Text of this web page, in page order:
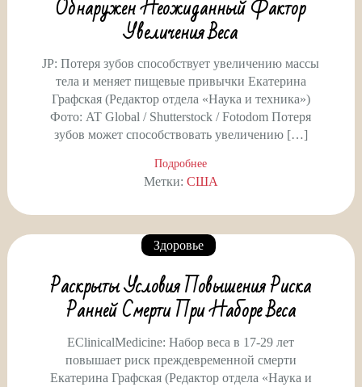
Обнаружен Неожиданный Фактор
Увеличения Веса
JP: Потеря зубов cпособствует увеличению массы
тела и меняет пищевые привычки Екатерина
Графская (Редактор отдела «Наука и техника»)
Фото: AT Global / Shutterstock / Fotodom Потеря
зубов может способствовать увеличению […]
Подробнее
Метки: США
Здоровье
Раскрыты Условия Повышения Риска
Ранней Смерти При Наборе Веса
EClinicalMedicine: Набор веса в 17-29 лет
повышает риск преждевременной смерти
Екатерина Графская (Редактор отдела «Наука и